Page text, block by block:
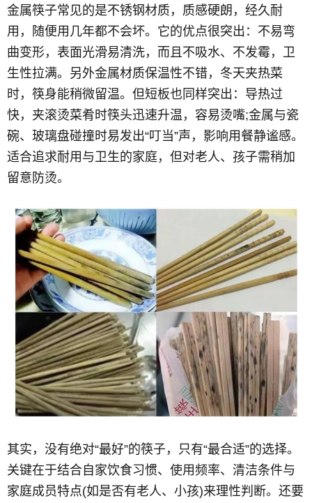
金属筷子常见的是不锈钢材质，质感硬朗，经久耐
用，随便用几年都不会坏。它的优点很突出：不易弯
曲变形，表面光滑易清洗，而且不吸水、不发霉，卫
生性拉满。另外金属材质保温性不错，冬天夹热菜
时，筷身能稍微留温。但短板也同样突出：导热过
快，夹滚烫菜肴时筷头迅速升温，容易烫嘴;金属与瓷
碗、玻璃盘碰撞时易发出“叮当”声，影响用餐静谧感。
适合追求耐用与卫生的家庭，但对老人、孩子需稍加
留意防烫。
其实，没有绝对“最好”的筷子，只有“最合适”的选择。
关键在于结合自家饮食习惯、使用频率、清洁条件与
家庭成员特点(如是否有老人、小孩)来理性判断。还要